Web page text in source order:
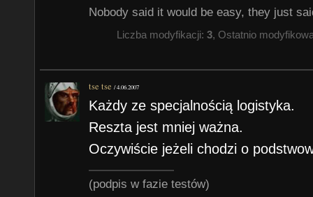
Nobody said it would be easy, they just
Liczba modyfikacji: 3, Ostatnio
tse tse /4.06.2007
Każdy ze specjalnością logistyka.
Reszta jest mniej ważna.
Oczywiście jeżeli chodzi o
(podpis w fazie testów)